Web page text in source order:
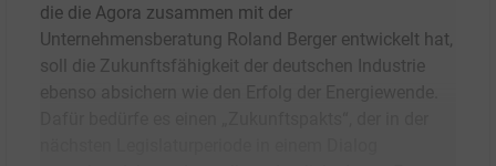
die die Agora zusammen mit der
Unternehmensberatung Roland Berger entwickelt hat,
soll die Zukunftsfähigkeit der deutschen Industrie